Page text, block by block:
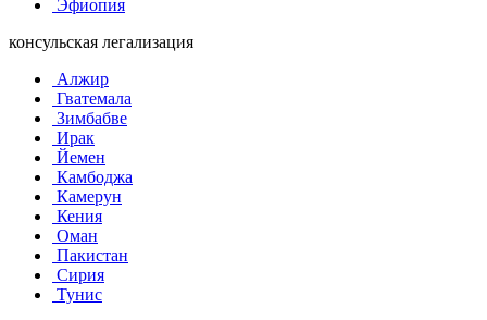
Эфиопия
консульская легализация
Алжир
Гватемала
Зимбабве
Ирак
Йемен
Камбоджа
Камерун
Кения
Оман
Пакистан
Сирия
Тунис